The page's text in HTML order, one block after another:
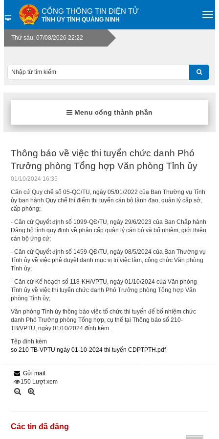
CỔNG THÔNG TIN ĐIỆN TỬ
TỈNH ỦY TỈNH QUẢNG NINH
Thứ sáu, 07/08/2026 22:22
Menu cổng thành phần
Thông báo về việc thi tuyển chức danh Phó
Trưởng phòng Tổng hợp Văn phòng Tỉnh ủy
01/10/2024 16:35
Căn cứ Quy chế số 05-QC/TU, ngày 05/01/2022 của Ban Thường vụ Tỉnh
ủy ban hành Quy chế thí điểm thi tuyển cán bộ lãnh đạo, quản lý cấp sở,
cấp phòng;
- Căn cứ Quyết định số 1099-QĐ/TU, ngày 29/6/2023 của Ban Chấp hành
Đảng bộ tỉnh quy định về phân cấp quản lý cán bộ và bổ nhiệm, giới thiệu
cán bộ ứng cử;
- Căn cứ Quyết định số 1459-QĐ/TU, ngày 08/5/2024 của Ban Thường vụ
Tỉnh ủy về việc phê duyệt danh mục vị trí việc làm, công chức Văn phòng
Tỉnh ủy;
- Căn cứ Kế hoạch số 118-KH/VPTU, ngày 01/10/2024 của Văn phòng
Tỉnh ủy về việc thi tuyển chức danh Phó Trưởng phòng Tổng hợp Văn
phòng Tỉnh ủy;
Văn phòng Tỉnh ủy thông báo việc tổ chức thi tuyển để bổ nhiệm chức
danh Phó Trưởng phòng Tổng hợp, cụ thể tại Thông báo số 210-
TB/VPTU, ngày 01/10/2024 đính kèm.
Tệp đính kèm
so 210 TB-VPTU ngày 01-10-2024 thi tuyển CDPTPTH.pdf
Gửi mail
150 Lượt xem
Các tin đã đăng